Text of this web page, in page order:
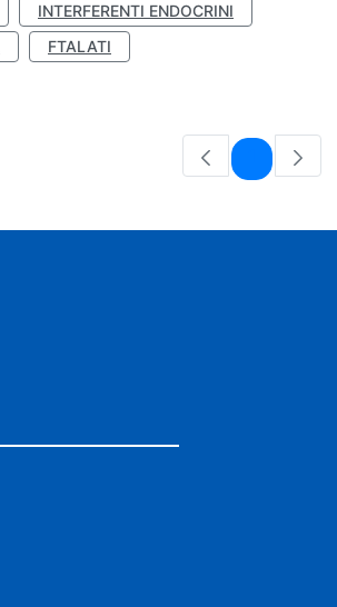
INTERFERENTI ENDOCRINI
FTALATI
Pagina